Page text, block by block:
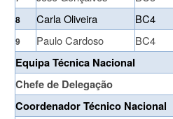
8 Carla Oliveira BC4
9 Paulo Cardoso BC4
Equipa Técnica Nacional
Chefe de Delegação
Coordenador Técnico Nacional